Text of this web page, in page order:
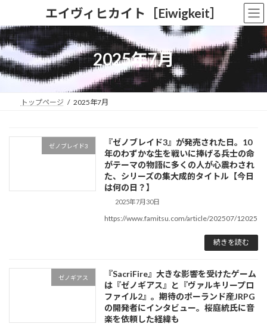
テ
ン
ツ
へ
ス
ゲ
ー
シ
ョ
ン
エイヴィヒカイト［Eiwigkeit］
2025年7月
トップページ 2025年7月
ゼノブレイド3
『ゼノブレイド3』が発売された日。10
年のわずかな生を戦いに捧げる兵士の命
がテーマの物語に多くの人が心震わされ
た、シリーズの集大成的タイトル【今日
は何の日？】
2025年7月30日
https://www.famitsu.com/article/202507/12025
続きを読む
ゼノギアス
『SacriFire』大きな影響を受けたゲーム
は『ゼノギアス』と『ヴァルキリープロ
ファイル2』。期待のポーランド産JRPG
の開発者にインタビュー。桜庭統氏に音
楽を依頼した経緯も